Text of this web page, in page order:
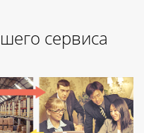
сервиса